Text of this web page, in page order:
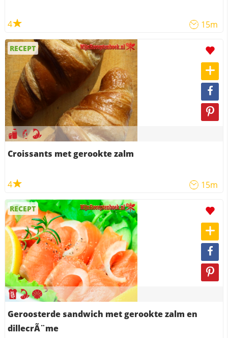
4 15m
RECEPT
Croissants met gerookte zalm
4 15m
RECEPT
Geroosterde sandwich met gerookte zalm en
dillecrÃ¨me